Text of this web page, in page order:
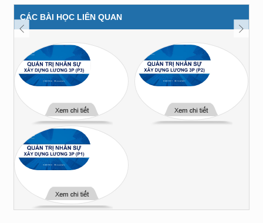
CÁC BÀI HỌC LIÊN QUAN
Hướng dẫn xây dựng
lương đánh giá hiệu quả
công vi...
1.369lượt xem
prev next